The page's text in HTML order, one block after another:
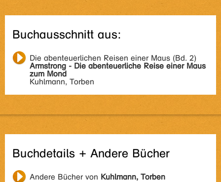
Buchausschnitt aus:
Die abenteuerlichen Reisen einer Maus (Bd. 2)
Armstrong - Die abenteuerliche Reise einer Maus
zum Mond
Kuhlmann, Torben
Buchdetails + Andere Bücher
Andere Bücher von Kuhlmann, Torben